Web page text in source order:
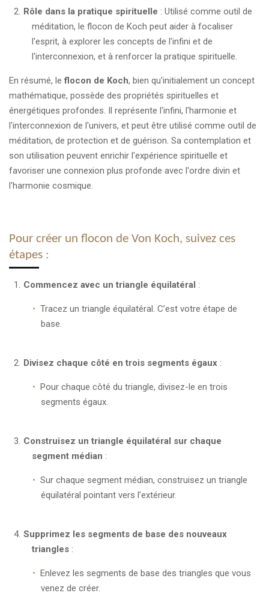
Rôle dans la pratique spirituelle : Utilisé comme outil de
méditation, le flocon de Koch peut aider à focaliser
l'esprit, à explorer les concepts de l'infini et de
l'interconnexion, et à renforcer la pratique spirituelle.
En résumé, leflocon de Koch, bien qu'initialement un concept
mathématique, possède des propriétés spirituelles et
énergétiques profondes. Il représente l'infini, l'harmonie et
l'interconnexion de l'univers, et peut être utilisé comme outil de
méditation, de protection et de guérison. Sa contemplation et
son utilisation peuvent enrichir l'expérience spirituelle et
favoriser une connexion plus profonde avec l'ordre divin et
l'harmonie cosmique.
Pour créer un flocon de Von Koch, suivez ces
étapes :
Commencez avec un triangle équilatéral :
Tracez un triangle équilatéral. C’est votre étape de
base.
Divisez chaque côté en trois segments égaux :
Pour chaque côté du triangle, divisez-le en trois
segments égaux.
Construisez un triangle équilatéral sur chaque
segment médian :
Sur chaque segment médian, construisez un triangle
équilatéral pointant vers l’extérieur.
Supprimez les segments de base des nouveaux
triangles:
Enlevez les segments de base des triangles que vous
venez de créer.